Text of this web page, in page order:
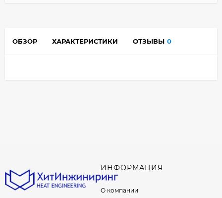
ОБЗОР ХАРАКТЕРИСТИКИ ОТЗЫВЫ 0
ИНФОРМАЦИЯ
О компании